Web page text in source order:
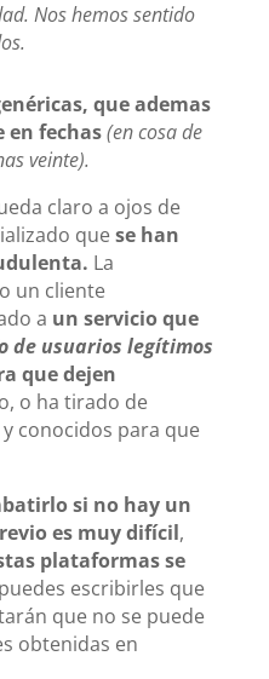
Nos hemos sentido
que ademas
en fechas(en cosa de
veinte).
claro a ojos de
quese han
La
un cliente
a un servicio que
de usuarios legítimos
que dejen
o ha tirado de
conocidos para que
si no hay un
es muy difícil,
plataformas se
escribirles que
que no se puede
obtenidas en